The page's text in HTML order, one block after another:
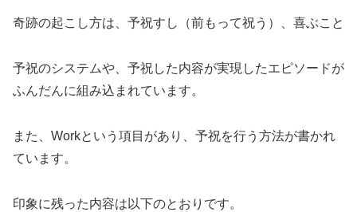
奇跡の起こし方は、予祝すし（前もって祝う）、喜ぶこと
予祝のシステムや、予祝した内容が実現したエピソードが
ふんだんに組み込まれています。
また、Workという項目があり、予祝を行う方法が書かれ
ています。
印象に残った内容は以下のとおりです。